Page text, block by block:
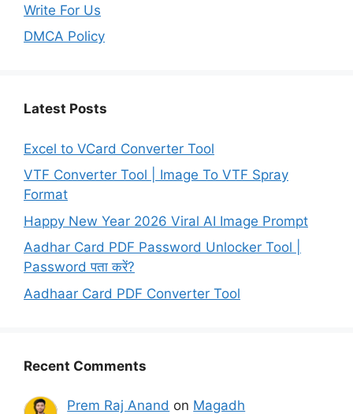
Write For Us
DMCA Policy
Latest Posts
Excel to VCard Converter Tool
VTF Converter Tool | Image To VTF Spray
Format
Happy New Year 2026 Viral AI Image Prompt
Aadhar Card PDF Password Unlocker Tool |
Password पता करें?
Aadhaar Card PDF Converter Tool
Recent Comments
Prem Raj Anand on Magadh